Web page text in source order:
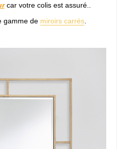
car votre colis est assuré..
gamme de miroirs carrés.